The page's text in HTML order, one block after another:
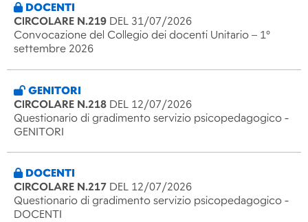
DOCENTI
CIRCOLARE N.219 DEL 31/07/2026
Convocazione del Collegio dei docenti Unitario – 1°
settembre 2026
GENITORI
CIRCOLARE N.218 DEL 12/07/2026
Questionario di gradimento servizio psicopedagogico -
GENITORI
DOCENTI
CIRCOLARE N.217 DEL 12/07/2026
Questionario di gradimento servizio psicopedagogico -
DOCENTI